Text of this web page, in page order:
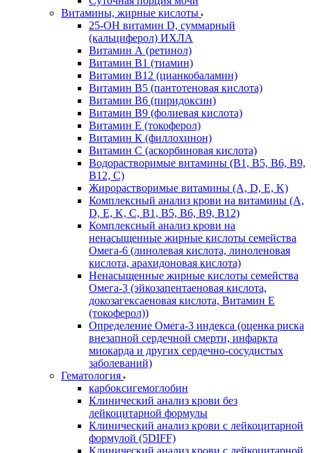
Витамины, жирные кислоты
25-OH витамин D, суммарный
(кальциферол) ИХЛА
Витамин А (ретинол)
Витамин В1 (тиамин)
Витамин В12 (цианкобаламин)
Витамин В5 (пантотеновая кислота)
Витамин В6 (пиридоксин)
Витамин В9 (фолиевая кислота)
Витамин Е (токоферол)
Витамин К (филлохинон)
Витамин С (аскорбиновая кислота)
Водорастворимые витамины (B1, B5, B6, В9,
В12, С)
Жирорастворимые витамины (A, D, E, K)
Комплексный анализ крови на витамины (A,
D, E, K, C, B1, B5, B6, В9, B12)
Комплексный анализ крови на
ненасыщенные жирные кислоты семейства
Омега-6 (линолевая кислота, линоленовая
кислота, арахидоновая кислота)
Ненасыщенные жирные кислоты семейства
Омега-3 (эйкозапентаеновая кислота,
докозагексаеновая кислота, Витамин E
(токоферол))
Определение Омега-3 индекса (оценка риска
внезапной сердечной смерти, инфаркта
миокарда и других сердечно-сосудистых
заболеваний)
Гематология
карбоксигемоглобин
Клинический анализ крови без
лейкоцитарной формулы
Клинический анализ крови с лейкоцитарной
формулой (5DIFF)
Клинический анализ крови с лейкоцитарной